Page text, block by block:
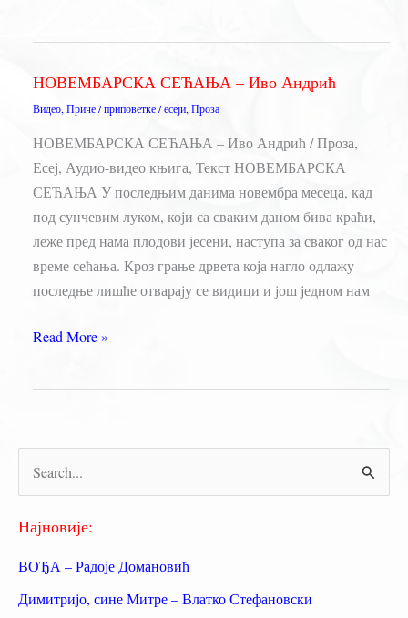
Иво
НОВЕМБАРСКА СЕЋАЊА – Иво Андрић
Видео, Приче / приповетке / есеји, Проза
НОВЕМБАРСКА СЕЋАЊА – Иво Андрић / Проза,
Есеј, Аудио-видео књига, Текст НОВЕМБАРСКА
СЕЋАЊА У последњим данима новембра месеца, кад
под сунчевим луком, који са сваким даном бива краћи,
леже пред нама плодови јесени, наступа за сваког од нас
време сећања. Кроз грање дрвета која нагло одлажу
последње лишће отварају се видици и још једном нам
НОВЕМБАРСКА
–
Read More »
р
е
р
а
Најновије:
ВОЂА – Радоје Домановић
Димитријо, сине Митре – Влатко Стефановски